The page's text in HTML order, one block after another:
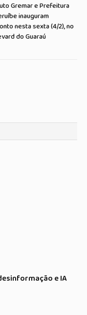
Gremar e Prefeitura
inauguram
nesta sexta (4/2), no
do Guaraú
e IA